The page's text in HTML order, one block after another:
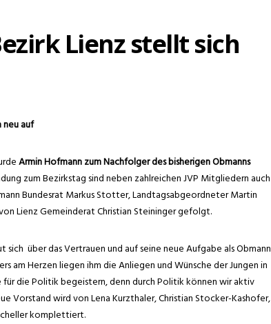
Lienz stellt sich
neu auf
Armin Hofmann zum Nachfolger des bisherigen Obmanns
zum Bezirkstag sind neben zahlreichen JVP Mitgliedern auch
Bundesrat Markus Stotter, Landtagsabgeordneter Martin
Lienz Gemeinderat Christian Steininger gefolgt.
über das Vertrauen und auf seine neue Aufgabe als Obmann
am Herzen liegen ihm die Anliegen und Wünsche der Jungen in
für die Politik begeistern, denn durch Politik können wir aktiv
Vorstand wird von Lena Kurzthaler, Christian Stocker-Kashofer,
komplettiert.